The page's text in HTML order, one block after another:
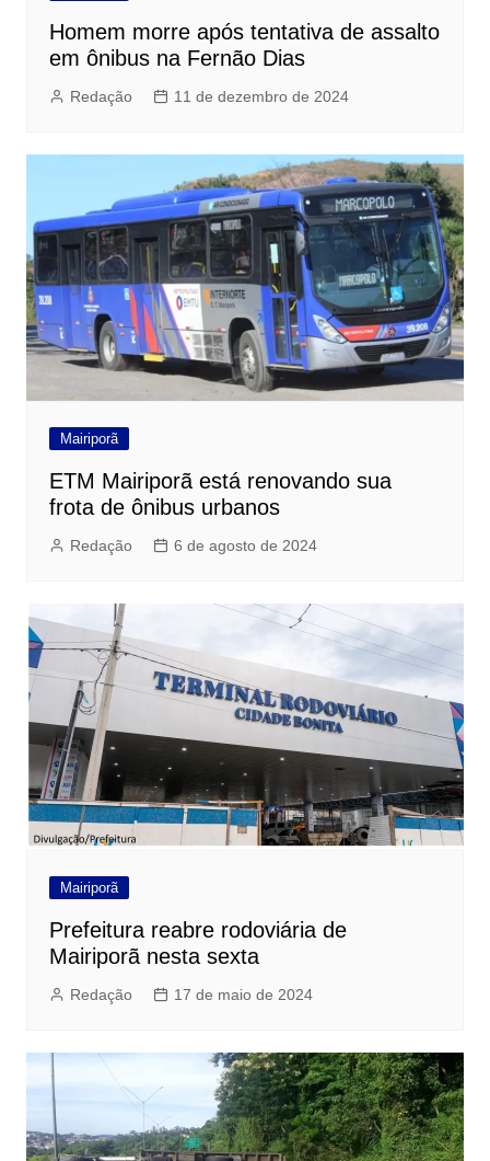
Homem morre após tentativa de assalto
em ônibus na Fernão Dias
Redação 11 de dezembro de 2024
Mairiporã
ETM Mairiporã está renovando sua
frota de ônibus urbanos
Redação 6 de agosto de 2024
Mairiporã
Prefeitura reabre rodoviária de
Mairiporã nesta sexta
Redação 17 de maio de 2024